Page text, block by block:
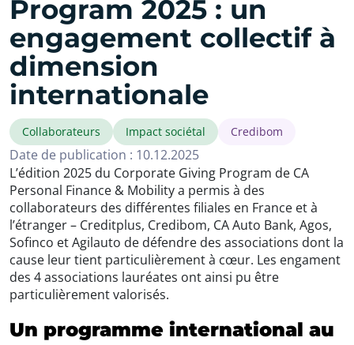
Program 2025 : un
engagement collectif à
dimension
internationale
Collaborateurs Impact sociétal Credibom
Date de publication : 10.12.2025
L’édition 2025 du Corporate Giving Program de CA
Personal Finance & Mobility a permis à des
collaborateurs des différentes filiales en France et à
l’étranger – Creditplus, Credibom, CA Auto Bank, Agos,
Sofinco et Agilauto de défendre des associations dont la
cause leur tient particulièrement à cœur. Les engament
des 4 associations lauréates ont ainsi pu être
particulièrement valorisés.
Un programme international au